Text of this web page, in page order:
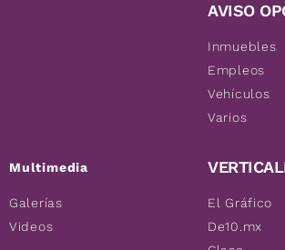
Multimedia
Galerías
Videos
AVISO
Inmuebles
Empleos
Vehículos
Varios
El Gráfico
De10.mx